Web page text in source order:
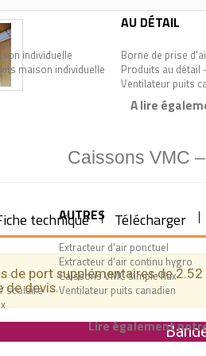
individuelle
maison individuelle
AU DÉTAIL
Borne de prise
Produits au détail
Ventilateur puits
A lire
Caissons VMC
scolaire
AUTRES
Extracteur d'air ponctuel
Extracteur d'air continu hygro
Caissons VMC simple flux
Ventilateur puits canadien
Lire également
technique Télécharger
de port supplémentaires de
de devis.